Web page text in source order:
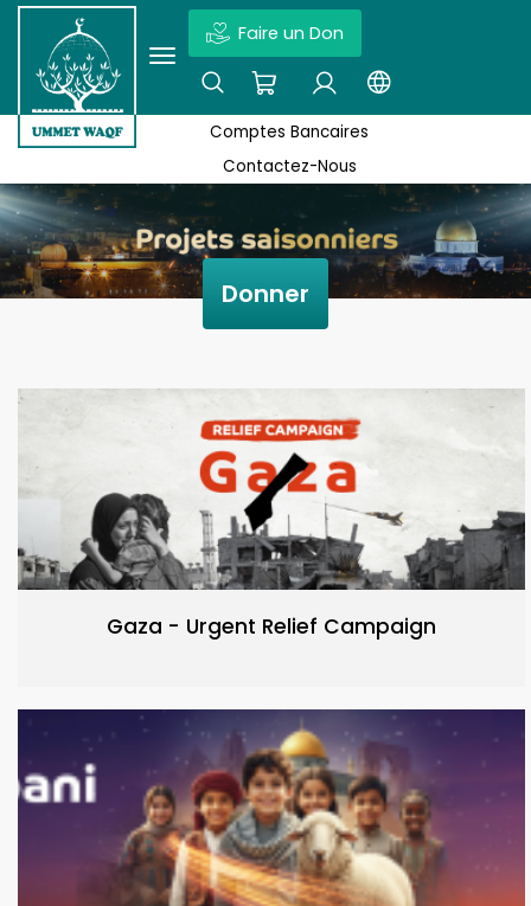
Ex : Quds, Projets Waqf, Actualités, N'oubliez pas d'appuyer sur Entrée
Faire un Don
Comptes Bancaires
Contactez-Nous
Donner
Gaza - Urgent Relief Campaign
WAQF UMMET
ACTE DE LA FONDATION WAQF UMMET
DÉCLARATION DU WAQF UMMET
COMPTES BANCAIRES